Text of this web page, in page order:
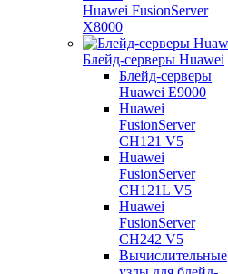
Huawei FusionServer
X8000
Блейд-серверы Huawei
Блейд-серверы
Huawei E9000
Huawei
FusionServer
CH121 V5
Huawei
FusionServer
CH121L V5
Huawei
FusionServer
CH242 V5
Вычислительные